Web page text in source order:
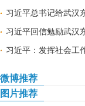
习近平总书记给武汉
习近平回信勉励武汉
习近平：发挥社会工
微博推荐
图片推荐